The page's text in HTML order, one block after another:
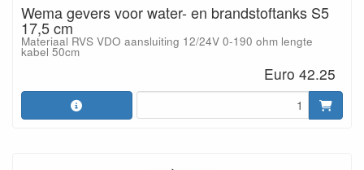
Wema gevers voor water- en brandstoftanks S5
17,5 cm
Materiaal RVS VDO aansluiting 12/24V 0-190 ohm lengte
kabel 50cm
Euro 42.25